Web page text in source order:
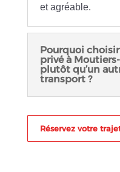
et agréable.
Pourquoi
privé à
plutôt qu’un
transport ?
Réservez votre